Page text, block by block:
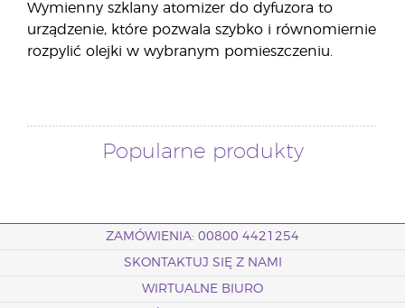
Wymienny szklany atomizer do dyfuzora to
urządzenie, które pozwala szybko i równomiernie
rozpylić olejki w wybranym pomieszczeniu.
Popularne produkty
ZAMÓWIENIA: 00800 4421254
SKONTAKTUJ SIĘ Z NAMI
WIRTUALNE BIURO